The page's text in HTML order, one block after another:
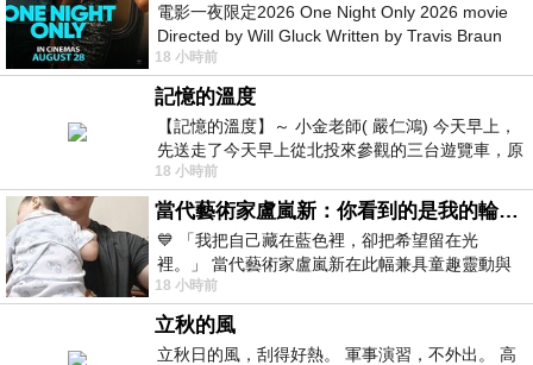
電影一夜限定2026 One Night Only 2026 movie
Directed by Will Gluck Written by Travis Braun
Starring Monica Barbaro
18 小時前
記憶的溫度
【記憶的溫度】～ 小金老師( 嚴仁鴻) 今天早上，
先送走了今天早上從北投來參觀的三台遊覽車，原
以為展場已經差不多要安靜下來，卻發
18 小時前
當代藝術家盧嵐新：你看到的是我的輪廓，還是你的故事？——藏在藍色裡的希望與光
💙 「我把自己藏在藍色裡，卻把希望留在光
裡。」 當代藝術家盧嵐新在此幅兼具童趣靈動與
抽象韻味的新作中，用湛藍的羽翼般色塊包覆著
18 小時前
立秋的風
立秋日的風，刮得好熱。 軍事演習，不外出。 高